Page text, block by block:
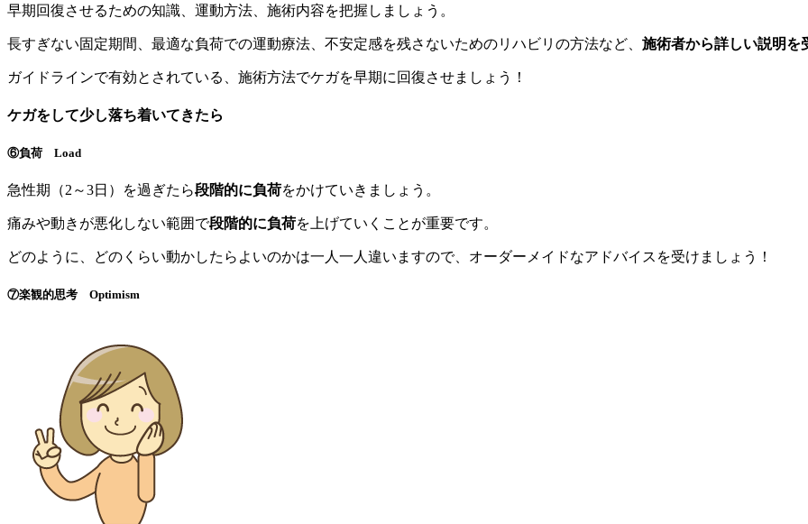
早期回復させるための知識、運動方法、施術内容を把握しましょう。
長すぎない固定期間、最適な負荷での運動療法、不安定感を残さないためのリハビリの方法など、 施術者から詳しい説明を
ガイドラインで有効とされている、施術方法でケガを早期に回復させましょう！
ケガをして少し落ち着いてきたら
⑥負荷 Load
急性期（2～3日）を過ぎたら段階的に負荷をかけていきましょう。
痛みや動きが悪化しない範囲で段階的に負荷を上げていくことが重要です。
どのように、どのくらい動かしたらよいのかは一人一人違いますので、オーダーメイドなアドバイスを受けましょう！
⑦楽観的思考 Optimism